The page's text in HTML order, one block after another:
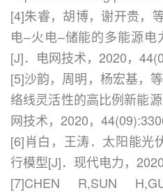
[4]朱睿，胡博，谢开贵，
电–火电–储能的多能源
[J]．电网技术，2020，
[5]沙韵，周明，杨宏基，
络线灵活性的高比例新能
网技术，2020，
[6]肖白，王涛．太阳能光
行模型[J]．现代电力，
[7]CHEN R,SUN